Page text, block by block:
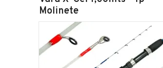
Molinete